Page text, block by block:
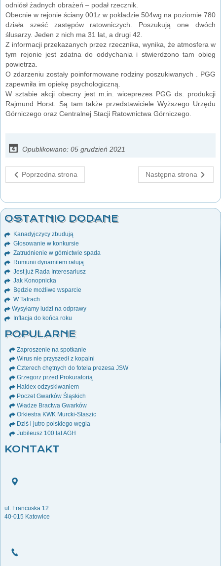
odniósł żadnych obrażeń – podał rzecznik.
Obecnie w rejonie ściany 001z w pokładzie 504wg na poziomie 780
działa sześć zastępów ratowniczych. Poszukują one dwóch
ślusarzy. Jeden z nich ma 31 lat, a drugi 42.
Z informacji przekazanych przez rzecznika, wynika, że atmosfera w
tym rejonie jest zdatna do oddychania i stwierdzono tam obieg
powietrza.
O zdarzeniu zostały poinformowane rodziny poszukiwanych . PGG
zapewniła im opiekę psychologiczną.
W sztabie akcji obecny jest m.in. wiceprezes PGG ds. produkcji
Rajmund Horst. Są tam także przedstawiciele Wyższego Urzędu
Górniczego oraz Centralnej Stacji Ratownictwa Górniczego.
Opublikowano: 05 grudzień 2021
Poprzedna strona Następna strona
OSTATNIO DODANE
Kanadyjczycy zbudują
Głosowanie w konkursie
Zatrudnienie w górnictwie spada
Rumunii dynamitem ratują
Jest już Rada Interesariusz
Jak Konopnicka
Będzie możliwe wsparcie
W Tatrach
Wysyłamy ludzi na odprawy
Inflacja do końca roku
POPULARNE
Zaproszenie na spotkanie
Wirus nie przyszedł z kopalni
Czterech chętnych do fotela prezesa JSW
Grzegorz przed Prokuratorią
Haldex odzyskiwaniem
Poczet Gwarków Śląskich
Władze Bractwa Gwarków
Orkiestra KWK Murcki-Staszic
Dziś i jutro polskiego węgla
Jubileusz 100 lat AGH
KONTAKT
ul. Francuska 12
40-015 Katowice